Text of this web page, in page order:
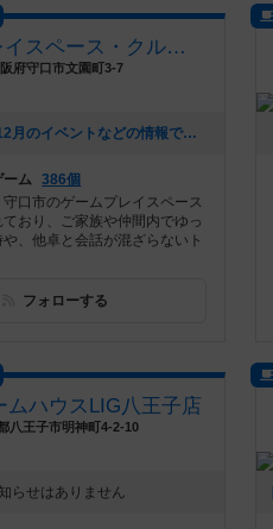
ゲームプレイスペース・クルラコーン
府守口市文園町3-7
[NEW] 2025年12月のイベントなどの情報です！（2025年12月03日 20時24分）
ーム 386個
口市のゲームプレイスペース
おり、ご家族や仲間内でゆっ
や、他卓と会話が混ざらないト
フォローする
ムハウスLIG八王子店
八王子市明神町4-2-10
らせはありません